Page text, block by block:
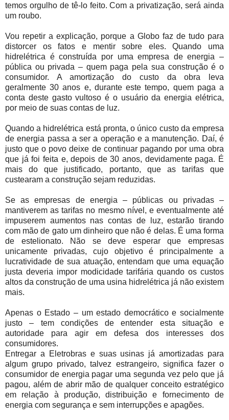
temos orgulho de tê-lo feito. Com a privatização, será ainda
um roubo.
Vou repetir a explicação, porque a Globo faz de tudo para
distorcer os fatos e mentir sobre eles. Quando uma
hidrelétrica é construída por uma empresa de energia –
pública ou privada – quem paga pela sua construção é o
consumidor. A amortização do custo da obra leva
geralmente 30 anos e, durante este tempo, quem paga a
conta deste gasto vultoso é o usuário da energia elétrica,
por meio de suas contas de luz.
Quando a hidrelétrica está pronta, o único custo da empresa
de energia passa a ser a operação e a manutenção. Daí, é
justo que o povo deixe de continuar pagando por uma obra
que já foi feita e, depois de 30 anos, devidamente paga. É
mais do que justificado, portanto, que as tarifas que
custearam a construção sejam reduzidas.
Se as empresas de energia – públicas ou privadas –
mantiverem as tarifas no mesmo nível, e eventualmente até
impuserem aumentos nas contas de luz, estarão tirando
com mão de gato um dinheiro que não é delas. É uma forma
de estelionato. Não se deve esperar que empresas
unicamente privadas, cujo objetivo é principalmente a
lucratividade de sua atuação, entendam que uma equação
justa deveria impor modicidade tarifária quando os custos
altos da construção de uma usina hidrelétrica já não existem
mais.
Apenas o Estado – um estado democrático e socialmente
justo – tem condições de entender esta situação e
autoridade para agir em defesa dos interesses dos
consumidores.
Entregar a Eletrobras e suas usinas já amortizadas para
algum grupo privado, talvez estrangeiro, significa fazer o
consumidor de energia pagar uma segunda vez pelo que já
pagou, além de abrir mão de qualquer conceito estratégico
em relação à produção, distribuição e fornecimento de
energia com segurança e sem interrupções e apagões.